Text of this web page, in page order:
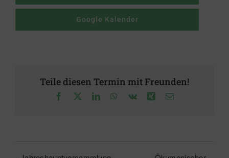
Google Kalender
Teile diesen Termin mit Freunden!
Facebook LinkedInWhatsApp
Vk XingE-